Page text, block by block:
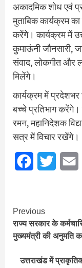
अकादमिक शोध एवं
मुताबिक कार्यक्रम
करेंगे। कार्यक्रम में
कुमाऊंनी जौनसारी,
संवाद, लोकगीत और
मिलेंगे।
कार्यक्रम में
बच्चे प्रतिभाग करेंगे।
रमन, महानिदेशक
सत्र में विचार रखेंगे।
FacebookTwitter
Continue
Reading
Previous
राज्य सरकार के
मुख्यमंत्री की अनुमति
उत्तराखंड में